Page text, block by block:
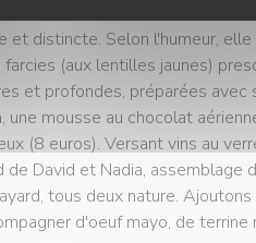
dessinés en beaux
distincte. Selon l'humeur,
(aux lentilles jaunes)
et profondes, préparées
mousse au chocolat
(8 euros). Versant vins au
David et Nadia, assemblage
tous deux nature.
d'oeuf mayo, de terrine